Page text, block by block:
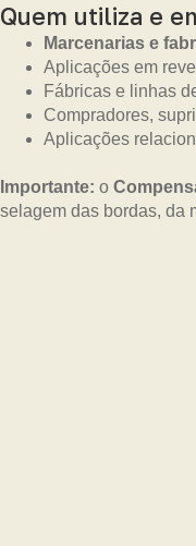
Quem utiliza e
Marcenarias e
Aplicações em
Fábricas e linhas
Compradores,
Aplicações
Importante: o
selagem das bordas, da